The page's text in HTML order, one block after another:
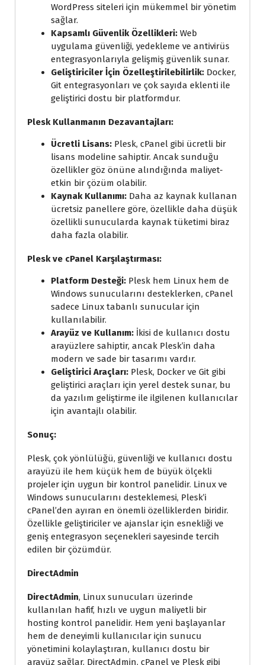
WordPress siteleri için mükemmel bir yönetim
sağlar.
Kapsamlı Güvenlik Özellikleri: Web
uygulama güvenliği, yedekleme ve antivirüs
entegrasyonlarıyla gelişmiş güvenlik sunar.
Geliştiriciler İçin Özelleştirilebilirlik: Docker,
Git entegrasyonları ve çok sayıda eklenti ile
geliştirici dostu bir platformdur.
Plesk Kullanmanın Dezavantajları:
Ücretli Lisans: Plesk, cPanel gibi ücretli bir
lisans modeline sahiptir. Ancak sunduğu
özellikler göz önüne alındığında maliyet-
etkin bir çözüm olabilir.
Kaynak Kullanımı: Daha az kaynak kullanan
ücretsiz panellere göre, özellikle daha düşük
özellikli sunucularda kaynak tüketimi biraz
daha fazla olabilir.
Plesk ve cPanel Karşılaştırması:
Platform Desteği: Plesk hem Linux hem de
Windows sunucularını desteklerken, cPanel
sadece Linux tabanlı sunucular için
kullanılabilir.
Arayüz ve Kullanım: İkisi de kullanıcı dostu
arayüzlere sahiptir, ancak Plesk’in daha
modern ve sade bir tasarımı vardır.
Geliştirici Araçları: Plesk, Docker ve Git gibi
geliştirici araçları için yerel destek sunar, bu
da yazılım geliştirme ile ilgilenen kullanıcılar
için avantajlı olabilir.
Sonuç:
Plesk, çok yönlülüğü, güvenliği ve kullanıcı dostu
arayüzü ile hem küçük hem de büyük ölçekli
projeler için uygun bir kontrol panelidir. Linux ve
Windows sunucularını desteklemesi, Plesk’i
cPanel’den ayıran en önemli özelliklerden biridir.
Özellikle geliştiriciler ve ajanslar için esnekliği ve
geniş entegrasyon seçenekleri sayesinde tercih
edilen bir çözümdür.
DirectAdmin
DirectAdmin, Linux sunucuları üzerinde
kullanılan hafif, hızlı ve uygun maliyetli bir
hosting kontrol panelidir. Hem yeni başlayanlar
hem de deneyimli kullanıcılar için sunucu
yönetimini kolaylaştıran, kullanıcı dostu bir
arayüz sağlar. DirectAdmin, cPanel ve Plesk gibi